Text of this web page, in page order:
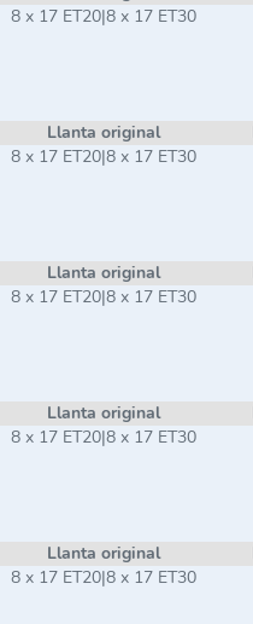
8 x 17 ET20|8 x 17 ET30
Llanta original
8 x 17 ET20|8 x 17 ET30
Llanta original
8 x 17 ET20|8 x 17 ET30
Llanta original
8 x 17 ET20|8 x 17 ET30
Llanta original
8 x 17 ET20|8 x 17 ET30